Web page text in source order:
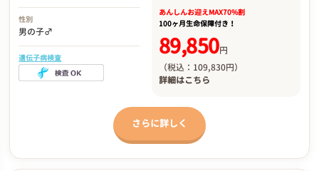
性別
男の子♂
遺伝子病検査
あんしんお迎えMAX70%割
100ヶ月生命保障付き！
89,850円
（税込：109,830円）
詳細はこちら
さらに詳しく